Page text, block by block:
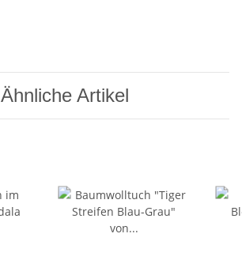
Ähnliche Artikel